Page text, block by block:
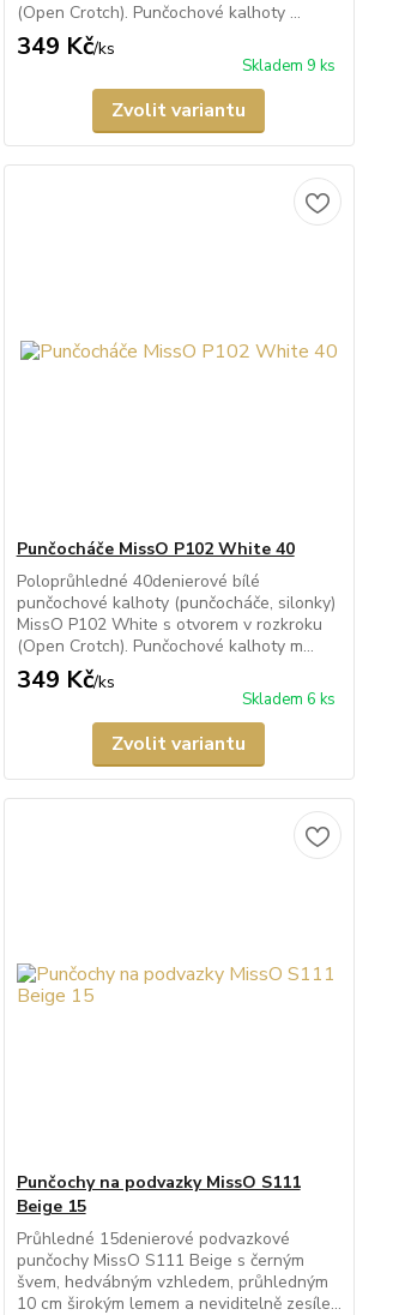
(Open Crotch). Punčochové kalhoty ...
349 Kč/ks
Skladem 9 ks
Zvolit variantu
Punčocháče MissO P102 White 40
Poloprůhledné 40denierové bílé
punčochové kalhoty (punčocháče, silonky)
MissO P102 White s otvorem v rozkroku
(Open Crotch). Punčochové kalhoty m...
349 Kč/ks
Skladem 6 ks
Zvolit variantu
Punčochy na podvazky MissO S111
Beige 15
Průhledné 15denierové podvazkové
punčochy MissO S111 Beige s černým
švem, hedvábným vzhledem, průhledným
10 cm širokým lemem a neviditelně zesíle...